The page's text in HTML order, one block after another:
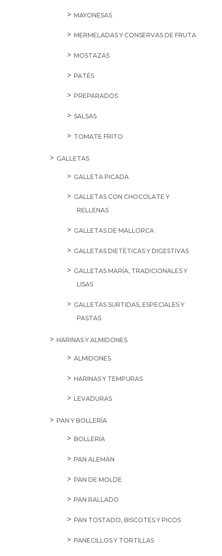
MAYONESAS
MERMELADAS Y CONSERVAS DE FRUTA
MOSTAZAS
PATÉS
PREPARADOS
SALSAS
TOMATE FRITO
GALLETAS
GALLETA PICADA
GALLETAS CON CHOCOLATE Y
RELLENAS
GALLETAS DE MALLORCA
GALLETAS DIETÉTICAS Y DIGESTIVAS
GALLETAS MARÍA, TRADICIONALES Y
LISAS
GALLETAS SURTIDAS, ESPECIALES Y
PASTAS
HARINAS Y ALMIDONES
ALMIDONES
HARINAS Y TEMPURAS
LEVADURAS
PAN Y BOLLERÍA
BOLLERÍA
PAN ALEMÁN
PAN DE MOLDE
PAN RALLADO
PAN TOSTADO, BISCOTES Y PICOS
PANECILLOS Y TORTILLAS